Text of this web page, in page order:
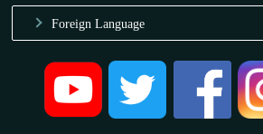
Foreign Language